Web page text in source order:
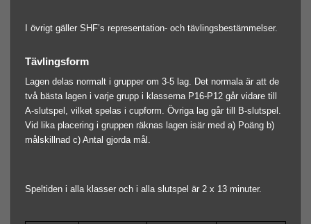
I övrigt gäller SHF’s representation- och tävlingsbestämmelser.
Tävlingsform
Lagen delas normalt i grupper om 3-5 lag. Det normala är att de
två bästa lagen i varje grupp i klasserna P16-P12 går vidare till
A-slutspel, vilket spelas i cupform. Övriga lag går till B-slutspel.
Vid lika placering i gruppen räknas lagen isär med a) Poäng b)
målskillnad c) Antal gjorda mål.
Speltiden i alla klasser och i alla slutspel är 2 x 13 minuter.